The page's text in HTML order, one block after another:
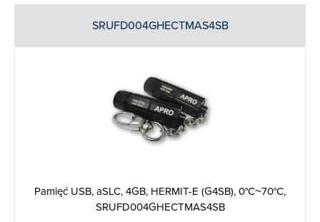
SRUFD004GHECTMAS4SB
Pamięć USB, aSLC, 4GB, HERMIT-E (G4SB), 0°C~70°C,
SRUFD004GHECTMAS4SB